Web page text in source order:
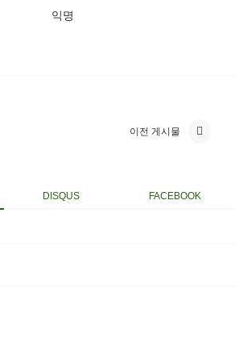
익명
이전 게시물
DISQUS FACEBOOK